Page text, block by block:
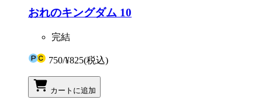
おれのキングダム 10
完結
750/¥825(税込)
カートに追加